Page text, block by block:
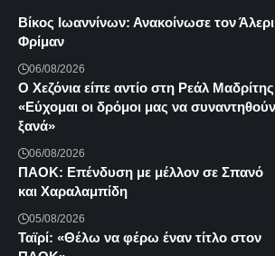
Βίκος Ιωαννίνων: Ανακοίνωσε τον
Φρίμαν
06/08/2026
Ο Χεζόνια είπε αντίο στη Ρεάλ
«Εύχομαι οι δρόμοι μας να συναντηθούν
ξανά»
06/08/2026
ΠΑΟΚ: Επένδυση με μέλλον σε Σπανό
και Χαραλαμπίδη
05/08/2026
Ταϊρί: «Θέλω να φέρω έναν τίτλο στον